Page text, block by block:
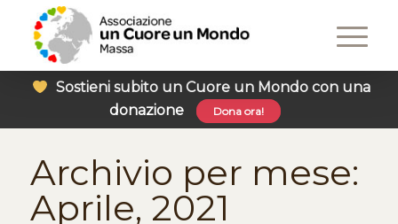
Sostieni subito un Cuore un Mondo con una
donazione
Dona ora!
Archivio per mese:
Aprile, 2021